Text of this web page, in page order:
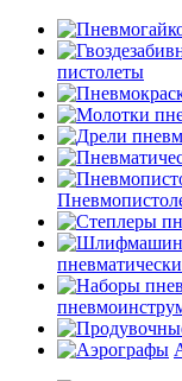
пистолеты